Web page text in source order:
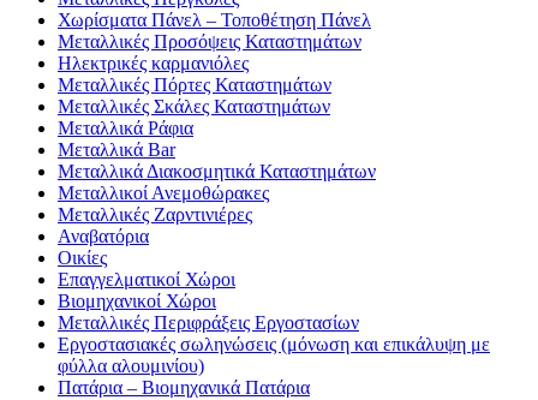
Χωρίσματα Πάνελ – Τοποθέτηση Πάνελ
Μεταλλικές Προσόψεις Καταστημάτων
Ηλεκτρικές καρμανιόλες
Μεταλλικές Πόρτες Καταστημάτων
Μεταλλικές Σκάλες Καταστημάτων
Μεταλλικά Ράφια
Μεταλλικά Bar
Μεταλλικά Διακοσμητικά Καταστημάτων
Μεταλλικοί Ανεμοθώρακες
Μεταλλικές Ζαρντινιέρες
Αναβατόρια
Οικίες
Επαγγελματικοί Χώροι
Βιομηχανικοί Χώροι
Μεταλλικές Περιφράξεις Εργοστασίων
Εργοστασιακές σωληνώσεις (μόνωση και επικάλυψη με
φύλλα αλουμινίου)
Πατάρια – Βιομηχανικά Πατάρια